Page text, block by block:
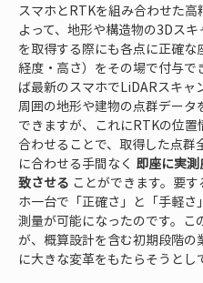
スマホとRTKを組み合わせた高
よって、地形や構造物の3Dスキ
を取得する際にも各点に正確な
経度・高さ）をその場で付与で
ば最新のスマホでLiDARスキャ
周囲の地形や建物の点群データ
できますが、これにRTKの位置
合わせることで、取得した点群
に合わせる手間なく 即座に実
致させる ことができます。要
ホ一台で「正確さ」と「手軽さ
測量が可能になったのです。こ
が、概算設計を含む初期段階の
に大きな変革をもたらそうとし